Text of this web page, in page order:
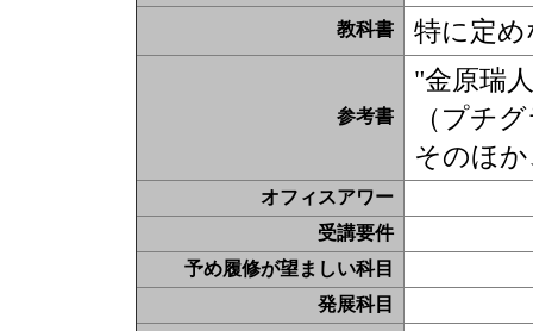
教科書 特に定
参考書
"金原瑞
（プチ
そのほ
オフィスアワー
受講要件
予め履修が望ましい科目
発展科目